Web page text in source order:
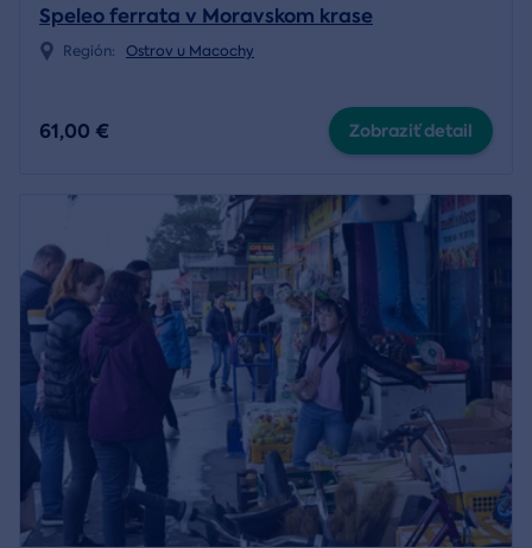
Speleo ferrata v Moravskom krase
Región: Ostrov u Macochy
61,00 € Zobraziť detail